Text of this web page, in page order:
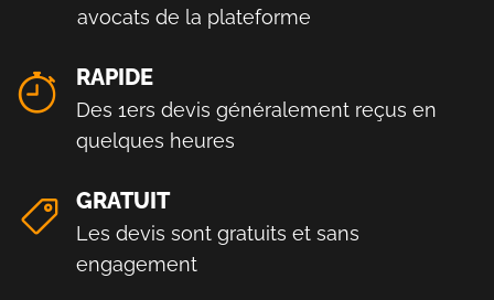
avocats de la plateforme
RAPIDE
Des 1ers devis généralement reçus en
quelques heures
GRATUIT
Les devis sont gratuits et sans
engagement